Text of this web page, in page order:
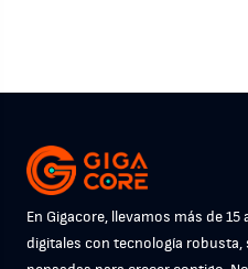
En Gigacore, llevamos más de
digitales con tecnología robusta,